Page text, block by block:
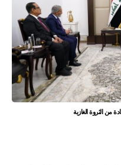
من الثروة الغازية